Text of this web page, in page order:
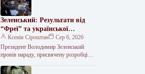
використовуються для…
Зеленський: Результати від
“Фреї” та української
балістики очікуються у 2026-
2027 роках
Ксенія Сіроштан
Сер 6, 2026
Президент Володимир Зеленський
провів нараду, присвячену розробці
реалізації завдань проєкту